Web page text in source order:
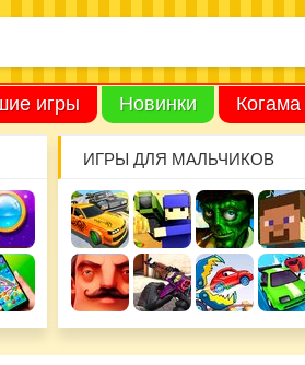
игры Новинки Когама
ИГРЫ ДЛЯ МАЛЬЧИКОВ